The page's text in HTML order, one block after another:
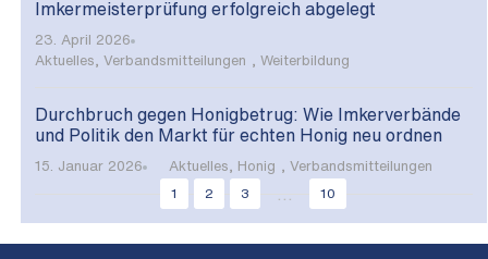
Imkermeisterprüfung erfolgreich abgelegt
23. April 2026
Aktuelles
Verbandsmitteilungen Weiterbildung
Durchbruch gegen Honigbetrug: Wie Imkerverbände
und Politik den Markt für echten Honig neu ordnen
15. Januar 2026 Aktuelles Honig
Verbandsmitteilungen
1
2 3 10